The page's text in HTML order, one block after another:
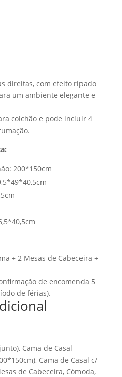
direitas, com efeito ripado
um ambiente elegante e
colchão e pode incluir 4
200*150cm
+ 2 Mesas de Cabeceira +
de encomenda 5
de férias).
Cama de Casal
Cama de Casal c/
de Cabeceira, Cómoda,